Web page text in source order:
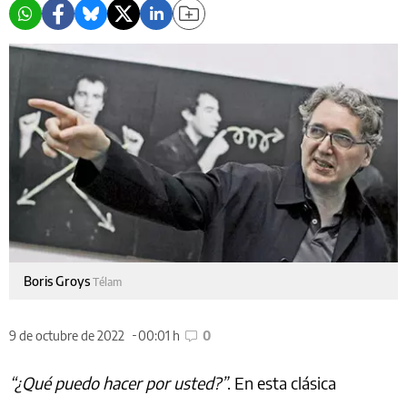
Boris GroysTélam
9 de octubre de 2022 00:01 h 0
“¿Qué puedo hacer por usted?”. En esta clásica